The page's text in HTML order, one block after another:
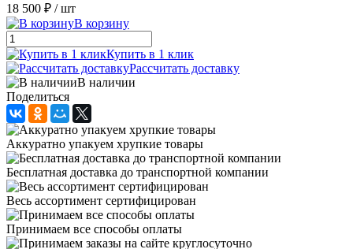
18 500 ₽ / шт
В корзину
Купить в 1 клик
Рассчитать доставку
В наличии
Поделиться
Аккуратно упакуем хрупкие товары
Бесплатная доставка до транспортной компании
Весь ассортимент сертифицирован
Принимаем все способы оплаты